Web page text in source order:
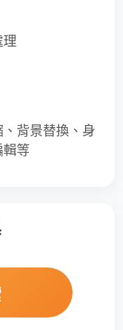
理
背景替換、身
輯等